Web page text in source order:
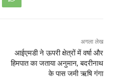
अगला लेख
आईएमडी ने ऊपरी क्षेत्रों में वर्षा और
हिमपात का जताया अनुमान, बदरीनाथ
के पास जमी ऋषि गंगा